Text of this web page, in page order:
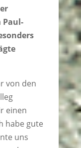
Paul-
von den
einen
habe gute
uns